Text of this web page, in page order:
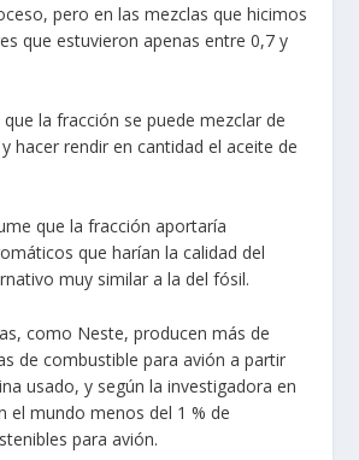
pero en las mezclas que hicimos
que estuvieron apenas entre 0,7 y
la fracción se puede mezclar de
hacer rendir en cantidad el aceite de
que la fracción aportaría
que harían la calidad del
muy similar a la del fósil.
como Neste, producen más de
de combustible para avión a partir
usado, y según la investigadora en
el mundo menos del 1 % de
para avión.